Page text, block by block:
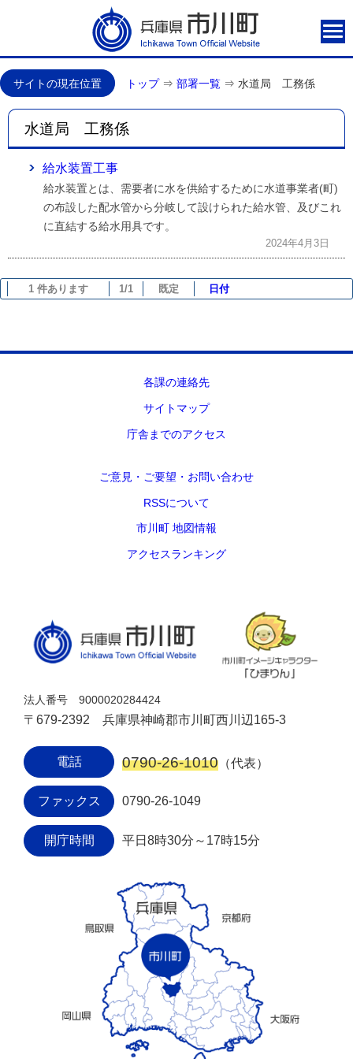
サイトの現在位置 トップ⇒ 部署一覧 ⇒ 水道局 工務係
水道局 工務係
給水装置工事
給水装置とは、需要者に水を供給するために水道事業者(町)
の布設した配水管から分岐して設けられた給水管、及びこれ
に直結する給水用具です。
2024年4月3日
1 件あります 1/1 既定 日付
各課の連絡先
サイトマップ
庁舎までのアクセス
ご意見・ご要望・お問い合わせ
RSSについて
市川町 地図情報
アクセスランキング
法人番号 9000020284424
〒679-2392 兵庫県神崎郡市川町西川辺165-3
電話 0790-26-1010 （代表）
ファックス 0790-26-1049
開庁時間 平日8時30分～17時15分